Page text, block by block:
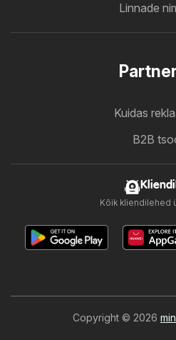
Linnade
Kuidas
B2B
Kõik kliendilehed
Copyright © 2026